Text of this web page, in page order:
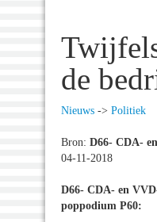
de
Nieuws -> Politiek
Bron: D66- CDA-
04-11-2018
D66- CDA- en
poppodium P60: